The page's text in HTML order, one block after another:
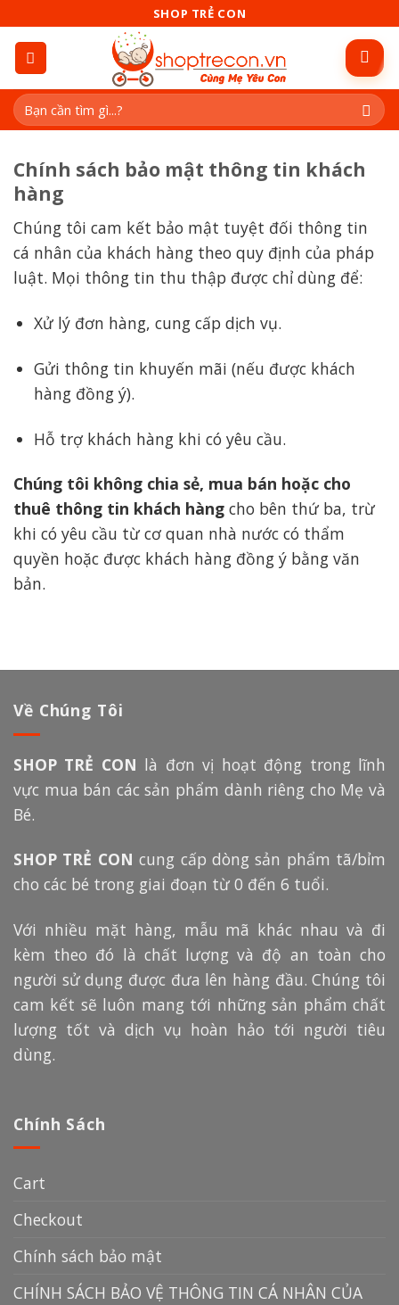
content
SHOP TRẺ CON
Tìm
kiếm:
Chính sách bảo mật thông tin khách
hàng
Chúng tôi cam kết bảo mật tuyệt đối thông tin
cá nhân của khách hàng theo quy định của pháp
luật. Mọi thông tin thu thập được chỉ dùng để:
Xử lý đơn hàng, cung cấp dịch vụ.
Gửi thông tin khuyến mãi (nếu được khách
hàng đồng ý).
Hỗ trợ khách hàng khi có yêu cầu.
Chúng tôi không chia sẻ, mua bán hoặc cho
thuê thông tin khách hàng cho bên thứ ba, trừ
khi có yêu cầu từ cơ quan nhà nước có thẩm
quyền hoặc được khách hàng đồng ý bằng văn
bản.
Về Chúng Tôi
SHOP TRẺ CON là đơn vị hoạt động trong lĩnh
vực mua bán các sản phẩm dành riêng cho Mẹ và
Bé.
SHOP TRẺ CON cung cấp dòng sản phẩm tã/bỉm
cho các bé trong giai đoạn từ 0 đến 6 tuổi.
Với nhiều mặt hàng, mẫu mã khác nhau và đi
kèm theo đó là chất lượng và độ an toàn cho
người sử dụng được đưa lên hàng đầu. Chúng tôi
cam kết sẽ luôn mang tới những sản phẩm chất
lượng tốt và dịch vụ hoàn hảo tới người tiêu
dùng.
Chính Sách
Cart
Checkout
Chính sách bảo mật
CHÍNH SÁCH BẢO VỆ THÔNG TIN CÁ NHÂN CỦA